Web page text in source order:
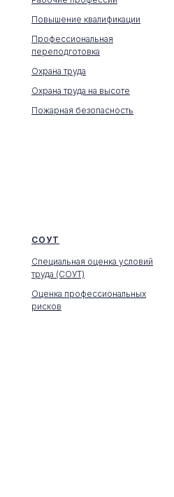
Повышение квалификации
Профессиональная
переподготовка
Охрана труда
Охрана труда на высоте
Пожарная безопасность
СОУТ
Специальная оценка условий
труда (СОУТ)
Оценка профессиональных
рисков